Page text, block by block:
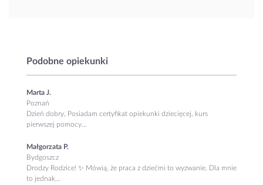
Podobne opiekunki
Marta J.
Poznań
Dzień dobry, Posiadam certyfikat opiekunki dziecięcej, kurs
pierwszej pomocy...
Małgorzata P.
Bydgoszcz
Drodzy Rodzice! ✨ Mówią, że praca z dziećmi to wyzwanie. Dla mnie
to jednak...